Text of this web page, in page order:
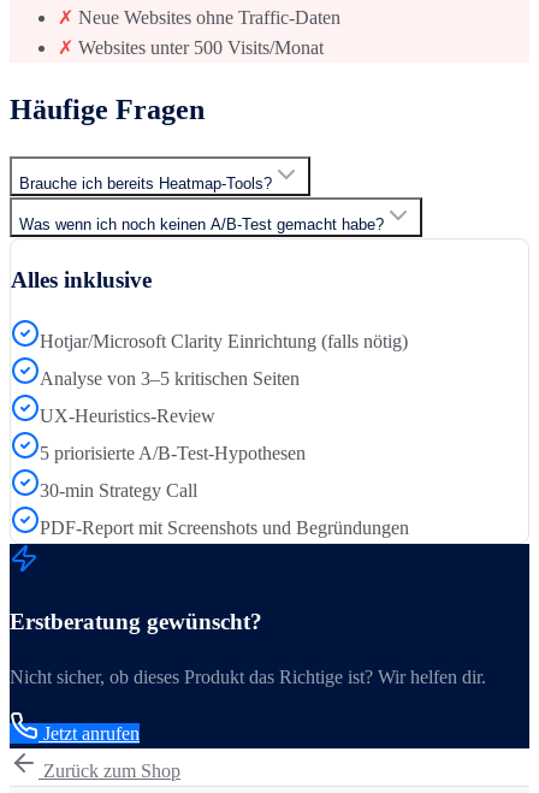
✗ Neue Websites ohne Traffic-Daten
✗ Websites unter 500 Visits/Monat
Häufige Fragen
Brauche ich bereits Heatmap-Tools?
Was wenn ich noch keinen A/B-Test gemacht habe?
Alles inklusive
Hotjar/Microsoft Clarity Einrichtung (falls nötig)
Analyse von 3–5 kritischen Seiten
UX-Heuristics-Review
5 priorisierte A/B-Test-Hypothesen
30-min Strategy Call
PDF-Report mit Screenshots und Begründungen
Erstberatung gewünscht?
Nicht sicher, ob dieses Produkt das Richtige ist? Wir helfen dir.
Jetzt anrufen
Zurück zum Shop